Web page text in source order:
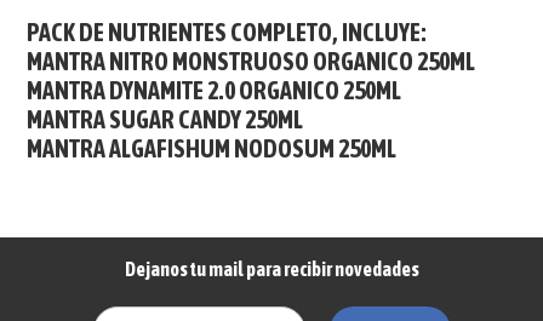
PACK DE NUTRIENTES COMPLETO, INCLUYE:
MANTRA NITRO MONSTRUOSO ORGANICO 250ML
MANTRA DYNAMITE 2.0 ORGANICO 250ML
MANTRA SUGAR CANDY 250ML
MANTRA ALGAFISHUM NODOSUM 250ML
Dejanos tu mail para recibir novedades